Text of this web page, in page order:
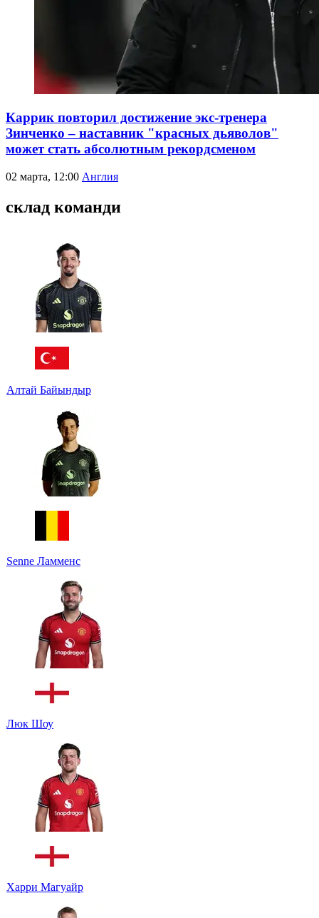
Каррик повторил достижение экс-тренера
Зинченко – наставник "красных дьяволов"
может стать абсолютным рекордсменом
02 марта, 12:00 Англия
склад команди
Алтай Байындыр
Senne Ламменс
Люк Шоу
Харри Магуайр